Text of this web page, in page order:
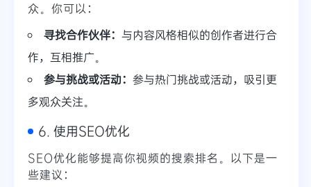
众。你可以：
寻找合作伙伴： 与内容风格相似的创作者进行合
作，互相推广。
参与挑战或活动： 参与热门挑战或活动，吸引更
多观众关注。
6. 使用SEO优化
SEO优化能够提高你视频的搜索排名。以下是一
些建议：